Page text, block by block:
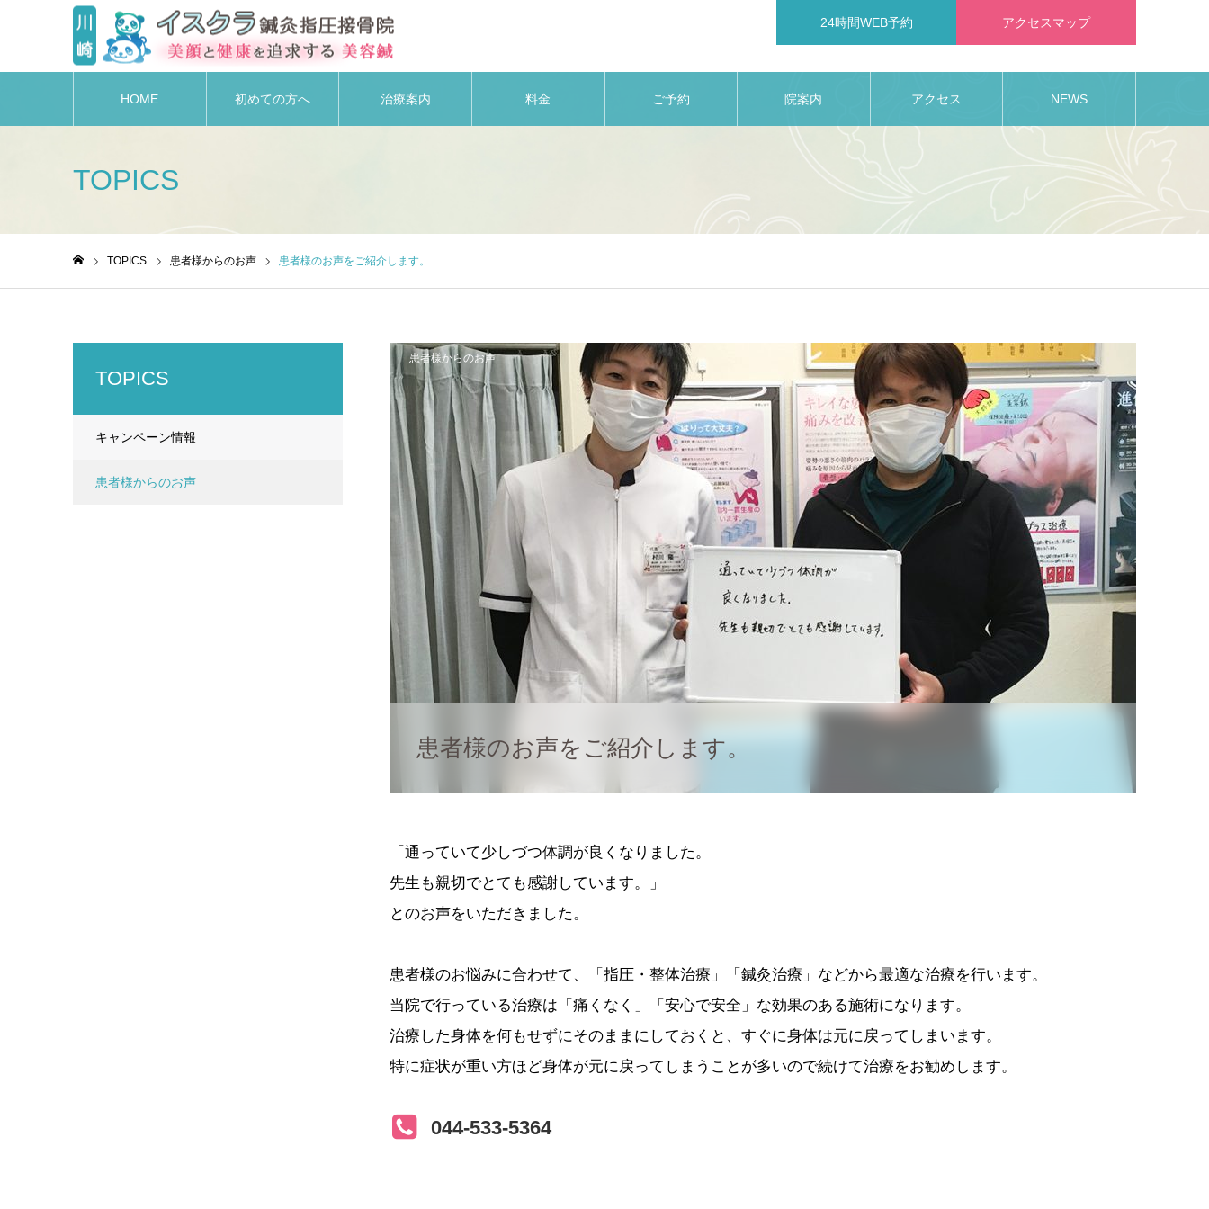
24時間WEB予約 アクセスマップ
HOME 初めての方へ 治療案内 料金 ご予約 院案内 アクセス NEWS
TOPICS
TOPICS 患者様からのお声 患者様のお声をご紹介します。
患者様からのお声
患者様のお声をご紹介します。
「通っていて少しづつ体調が良くなりました。
先生も親切でとても感謝しています。」
とのお声をいただきました。
患者様のお悩みに合わせて、「指圧・整体治療」「鍼灸治療」などから最適な治療を行います。
当院で行っている治療は「痛くなく」「安心で安全」な効果のある施術になります。
治療した身体を何もせずにそのままにしておくと、すぐに身体は元に戻ってしまいます。
特に症状が重い方ほど身体が元に戻ってしまうことが多いので続けて治療をお勧めします。
044-533-5364
TOPICS
キャンペーン情報
患者様からのお声